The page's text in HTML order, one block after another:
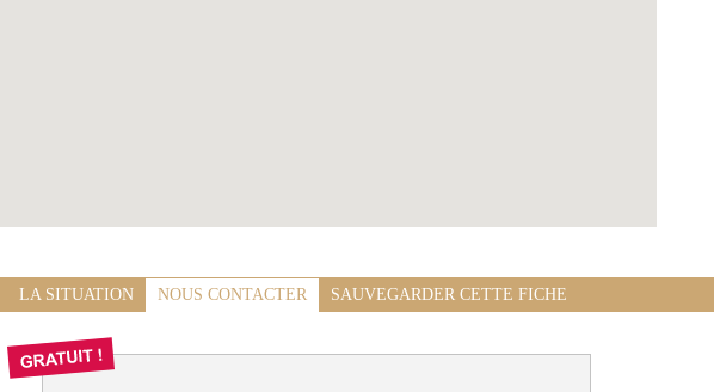
LA SITUATION NOUS CONTACTER SAUVEGARDER CETTE FICHE